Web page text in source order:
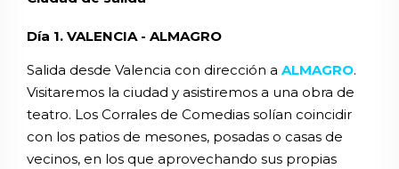
Día 1. VALENCIA - ALMAGRO
Salida desde Valencia con dirección a ALMAGRO.
Visitaremos la ciudad y asistiremos a una obra de
teatro. Los Corrales de Comedias solían coincidir
con los patios de mesones, posadas o casas de
vecinos, en los que aprovechando sus propias